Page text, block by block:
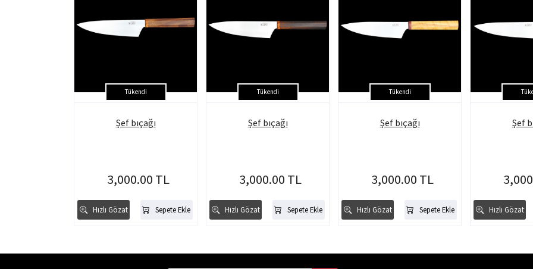
Tükendi
Hızlı Gözat Sepete Ekle
Şef bıçağı
3,000.00 TL
Tükendi
Hızlı Gözat Sepete Ekle
Şef bıçağı
3,000.00 TL
Tükendi
Hızlı Gözat Sepete Ekle
Şef bıçağı
3,000.00 TL
Hızlı Gözat
Şef